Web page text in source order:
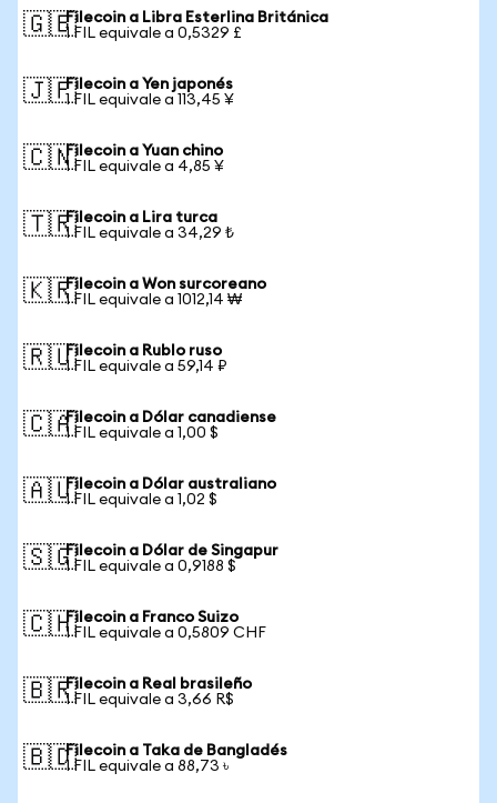
🇬🇧Filecoin a Libra Esterlina Británica
1 FIL equivale a 0,5329 £
🇯🇵Filecoin a Yen japonés
1 FIL equivale a 113,45 ¥
🇨🇳Filecoin a Yuan chino
1 FIL equivale a 4,85 ¥
🇹🇷Filecoin a Lira turca
1 FIL equivale a 34,29 ₺
🇰🇷Filecoin a Won surcoreano
1 FIL equivale a 1012,14 ₩
🇷🇺Filecoin a Rublo ruso
1 FIL equivale a 59,14 ₽
🇨🇦Filecoin a Dólar canadiense
1 FIL equivale a 1,00 $
🇦🇺Filecoin a Dólar australiano
1 FIL equivale a 1,02 $
🇸🇬Filecoin a Dólar de Singapur
1 FIL equivale a 0,9188 $
🇨🇭Filecoin a Franco Suizo
1 FIL equivale a 0,5809 CHF
🇧🇷Filecoin a Real brasileño
1 FIL equivale a 3,66 R$
🇧🇩Filecoin a Taka de Bangladés
1 FIL equivale a 88,73 ৳